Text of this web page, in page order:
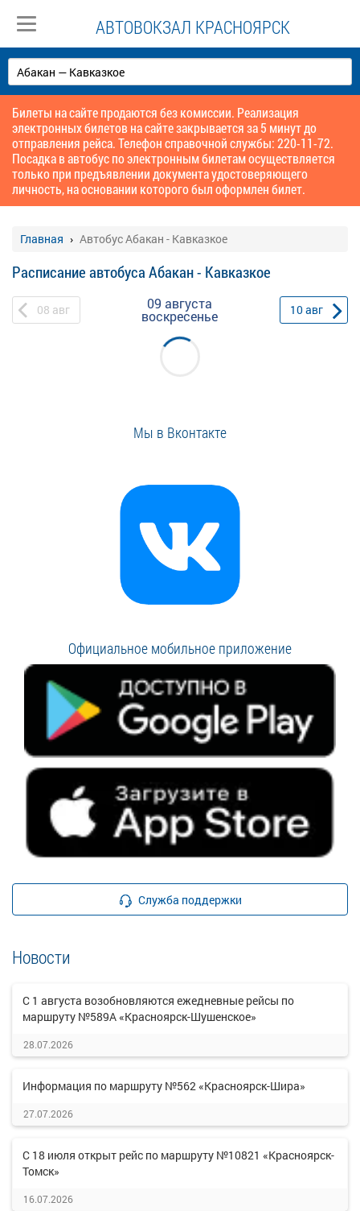
АВТОВОКЗАЛ КРАСНОЯРСК
Билеты на сайте продаются без комиссии. Реализация
электронных билетов на сайте закрывается за 5 минут до
отправления рейса. Телефон справочной службы: 220-11-72.
Посадка в автобус по электронным билетам осуществляется
только при предъявлении документа удостоверяющего
личность, на основании которого был оформлен билет.
Главная Автобус Абакан - Кавказкое
Расписание автобуса Абакан - Кавказкое
08 авг 09 августа
воскресенье 10авг
Мы в Вконтакте
Официальное мобильное приложение
Служба поддержки
Новости
С 1 августа возобновляются ежедневные рейсы по
маршруту №589А «Красноярск-Шушенское»
28.07.2026
Информация по маршруту №562 «Красноярск-Шира»
27.07.2026
С 18 июля открыт рейс по маршруту №10821 «Красноярск-
Томск»
16.07.2026